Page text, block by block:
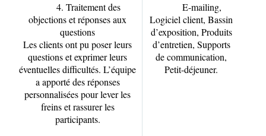
4. Traitement des
objections et réponses aux
questions
Les clients ont pu poser leurs
questions et exprimer leurs
éventuelles difficultés. L’équipe
a apporté des réponses
personnalisées pour lever les
freins et rassurer les
participants.
E-mailing,
Logiciel client, Bassin
d’exposition, Produits
d’entretien, Supports
de communication,
Petit-déjeuner.